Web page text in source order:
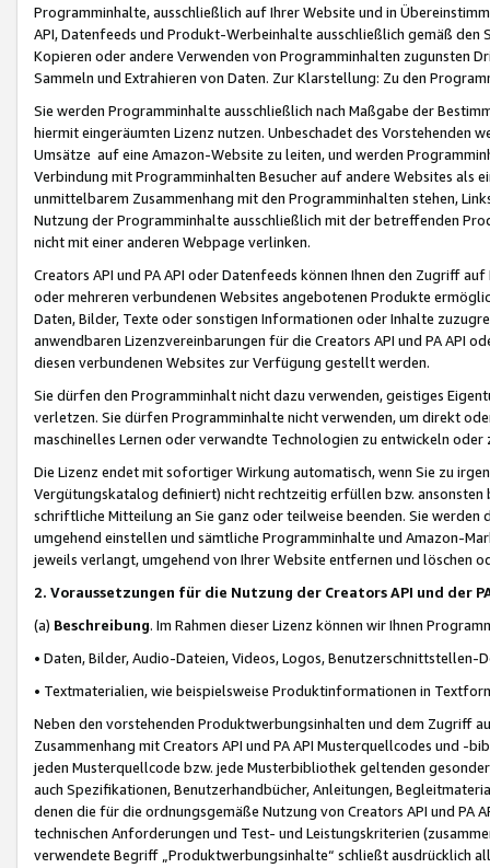
Programminhalte, ausschließlich auf Ihrer Website und in
API, Datenfeeds und Produkt-Werbeinhalte ausschließlich gemäß
Kopieren oder andere Verwenden von Programminhalten zugunsten
Sammeln und Extrahieren von Daten. Zur Klarstellung: Zu den
Sie werden Programminhalte ausschließlich nach Maßgabe der
hiermit eingeräumten Lizenz nutzen. Unbeschadet des Vorstehenden
Umsätze auf eine Amazon-Website zu leiten, und werden
Verbindung mit Programminhalten Besucher auf andere Websites als
unmittelbarem Zusammenhang mit den Programminhalten stehen,
Nutzung der Programminhalte ausschließlich mit der betreffenden
nicht mit einer anderen Webpage verlinken.
Creators API und PA API oder Datenfeeds können Ihnen den Zugriff
oder mehreren verbundenen Websites angebotenen Produkte
Daten, Bilder, Texte oder sonstigen Informationen oder Inhalte
anwendbaren Lizenzvereinbarungen für die Creators API und PA API
diesen verbundenen Websites zur Verfügung gestellt werden.
Sie dürfen den Programminhalt nicht dazu verwenden, geistiges
verletzen. Sie dürfen Programminhalte nicht verwenden, um direkt
maschinelles Lernen oder verwandte Technologien zu entwickeln
Die Lizenz endet mit sofortiger Wirkung automatisch, wenn Sie zu
Vergütungskatalog definiert) nicht rechtzeitig erfüllen bzw. ansonsten
schriftliche Mitteilung an Sie ganz oder teilweise beenden. Sie werden
umgehend einstellen und sämtliche Programminhalte und Amazon-
jeweils verlangt, umgehend von Ihrer Website entfernen und löschen
2. Voraussetzungen für die Nutzung der Creators API und der
(a) Beschreibung. Im Rahmen dieser Lizenz können wir Ihnen
• Daten, Bilder, Audio-Dateien, Videos, Logos, Benutzerschnittstellen-
• Textmaterialien, wie beispielsweise Produktinformationen in
Neben den vorstehenden Produktwerbungsinhalten und dem Zugriff
Zusammenhang mit Creators API und PA API Musterquellcodes und
jeden Musterquellcode bzw. jede Musterbibliothek geltenden
auch Spezifikationen, Benutzerhandbücher, Anleitungen,
denen die für die ordnungsgemäße Nutzung von Creators API und PA
technischen Anforderungen und Test- und Leistungskriterien
verwendete Begriff „Produktwerbungsinhalte“ schließt ausdrücklich